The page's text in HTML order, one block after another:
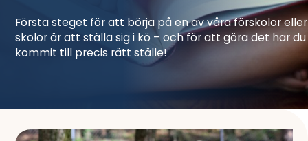
Första steget för att börja på en av våra förskolor eller
skolor är att ställa sig i kö – och för att göra det har du
kommit till precis rätt ställe!